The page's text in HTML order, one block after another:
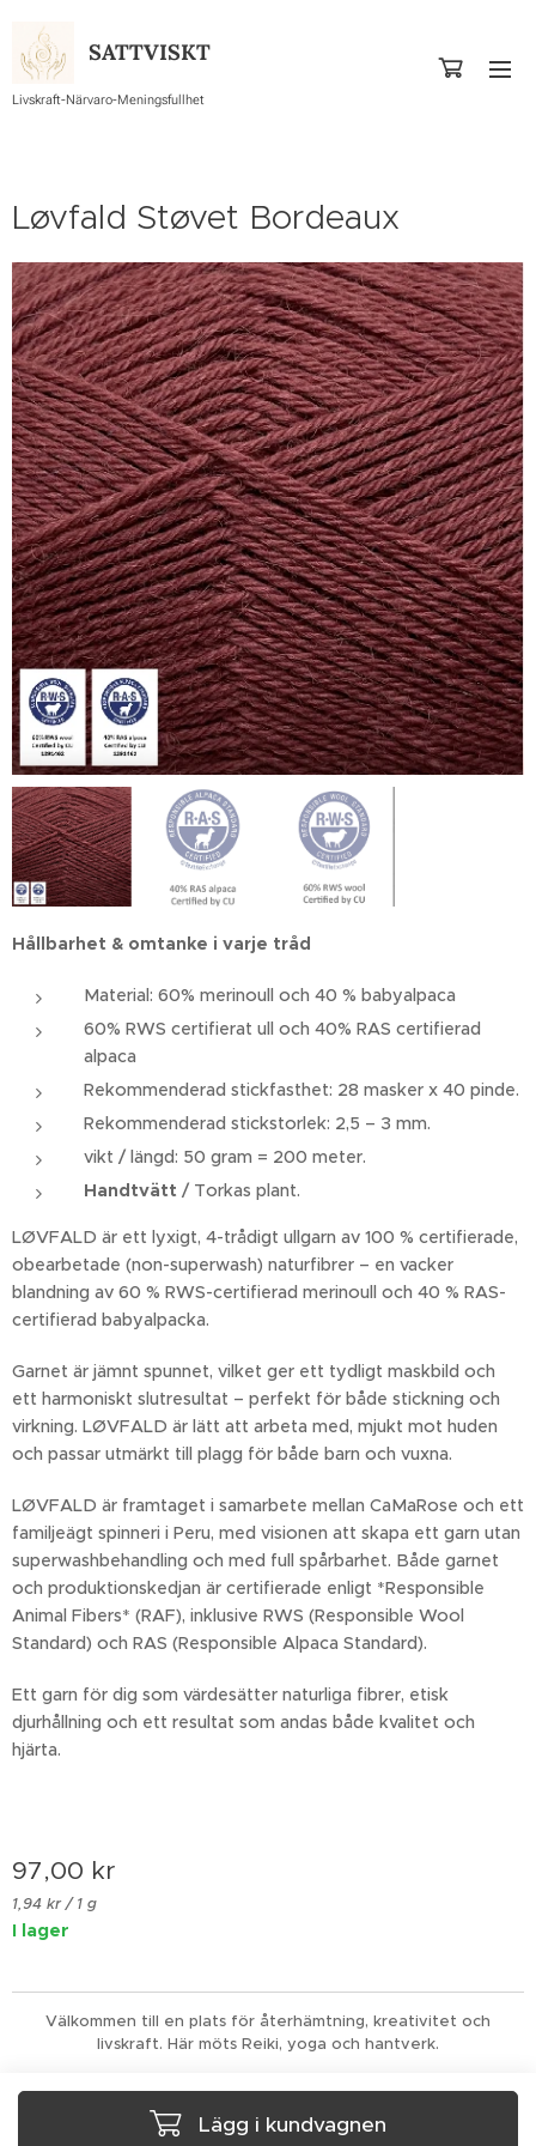
SATTVISKT
Livskraft-Närvaro-Meningsfullhet
Løvfald Støvet Bordeaux
Hållbarhet & omtanke i varje tråd
Material: 60% merinoull och 40 % babyalpaca
60% RWS certifierat ull och 40% RAS certifierad
alpaca
Rekommenderad stickfasthet: 28 masker x 40 pinde.
Rekommenderad stickstorlek: 2,5 – 3 mm.
vikt / längd: 50 gram = 200 meter.
Handtvätt / Torkas plant.
LØVFALD är ett lyxigt, 4-trådigt ullgarn av 100 % certifierade,
obearbetade (non-superwash) naturfibrer – en vacker
blandning av 60 % RWS-certifierad merinoull och 40 % RAS-
certifierad babyalpacka.
Garnet är jämnt spunnet, vilket ger ett tydligt maskbild och
ett harmoniskt slutresultat – perfekt för både stickning och
virkning. LØVFALD är lätt att arbeta med, mjukt mot huden
och passar utmärkt till plagg för både barn och vuxna.
LØVFALD är framtaget i samarbete mellan CaMaRose och ett
familjeägt spinneri i Peru, med visionen att skapa ett garn utan
superwashbehandling och med full spårbarhet. Både garnet
och produktionskedjan är certifierade enligt *Responsible
Animal Fibers* (RAF), inklusive RWS (Responsible Wool
Standard) och RAS (Responsible Alpaca Standard).
Ett garn för dig som värdesätter naturliga fibrer, etisk
djurhållning och ett resultat som andas både kvalitet och
hjärta.
97,00 kr
1,94 kr / 1 g
I lager
Lägg i kundvagnen
Välkommen till en plats för återhämtning, kreativitet och
livskraft. Här möts Reiki, yoga och hantverk.